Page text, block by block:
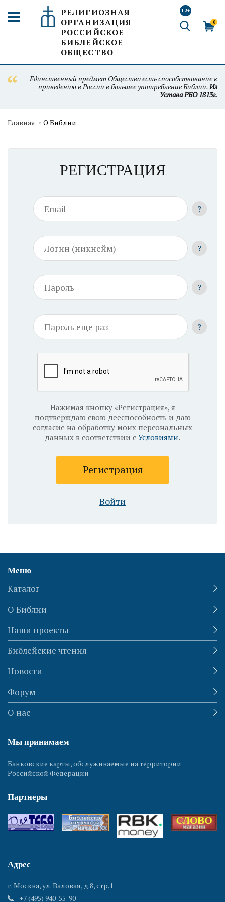
РЕЛИГИОЗНАЯ
ОРГАНИЗАЦИЯ
РОССИЙСКОЕ
БИБЛЕЙСКОЕ
ОБЩЕСТВО
12+
0
Единственный предмет Общества есть способствование к
приведению в России в большее употребление Библии.Из
Устава РБО 1813г.
Главная О Библии
РЕГИСТРАЦИЯ
?
?
?
?
Нажимая кнопку «Регистрация», я
подтверждаю свою дееспособность и даю
согласие на обработку моих персональных
данных в соответствии с Условиями.
Войти
Меню
Каталог
О Библии
Наши проекты
Библейские чтения
Новости
Форум
О нас
Мы принимаем
Банковские карты, обслуживаемые на территории
Российской Федерации
Партнеры
Адрес
г. Москва, ул. Валовая, д.8, стр.1
+7 (495) 940-55-90